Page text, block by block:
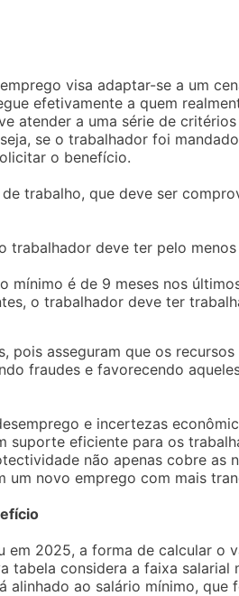
visa adaptar-se a um
efetivamente a quem
atender a uma série de
se o trabalhador foi
o benefício.
trabalho, que deve ser
trabalhador deve ter pelo
mínimo é de 9 meses nos
o trabalhador deve ter
pois asseguram que os
fraudes e favorecendo
e incertezas
suporte eficiente para os
não apenas cobre as
um novo emprego com mais
em 2025, a forma de calcular o
tabela considera a faixa
ao salário mínimo, que